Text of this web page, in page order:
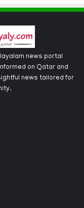
news portal
on Qatar and
news tailored for